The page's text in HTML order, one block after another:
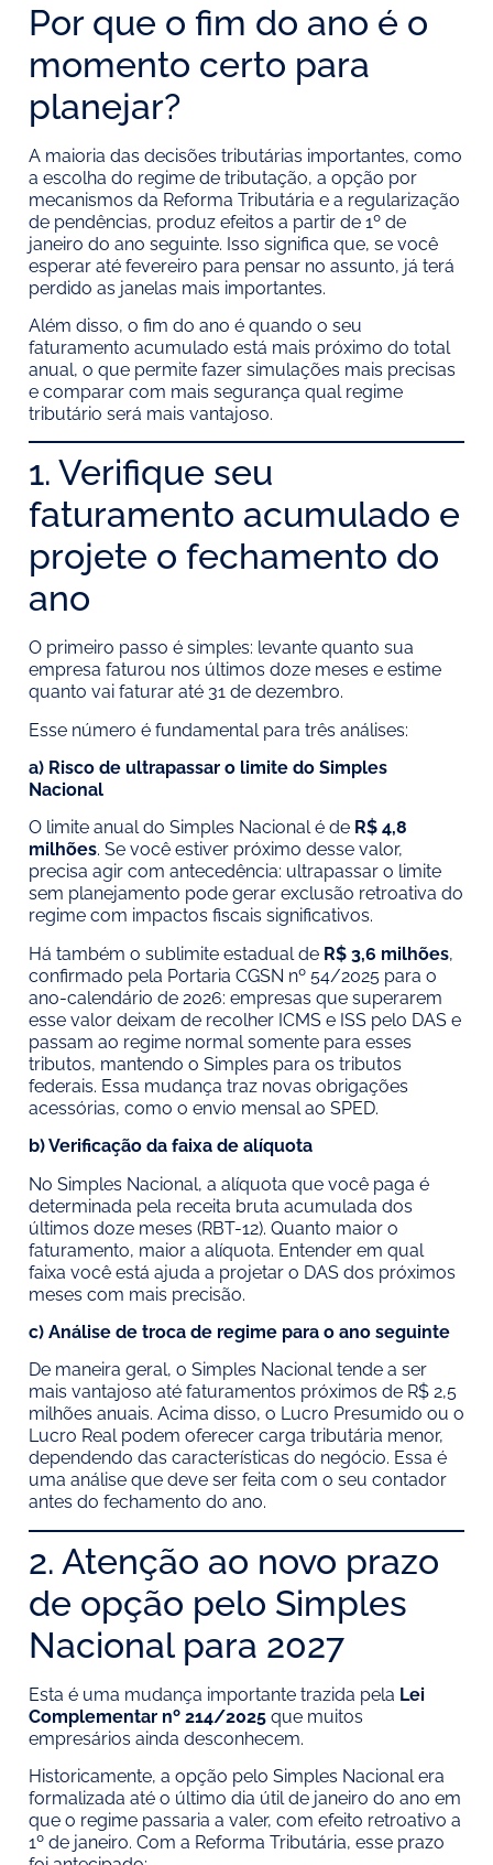
Por que o fim do ano é o
momento certo para
planejar?
A maioria das decisões tributárias importantes, como
a escolha do regime de tributação, a opção por
mecanismos da Reforma Tributária e a regularização
de pendências, produz efeitos a partir de 1º de
janeiro do ano seguinte. Isso significa que, se você
esperar até fevereiro para pensar no assunto, já terá
perdido as janelas mais importantes.
Além disso, o fim do ano é quando o seu
faturamento acumulado está mais próximo do total
anual, o que permite fazer simulações mais precisas
e comparar com mais segurança qual regime
tributário será mais vantajoso.
1. Verifique seu
faturamento acumulado e
projete o fechamento do
ano
O primeiro passo é simples: levante quanto sua
empresa faturou nos últimos doze meses e estime
quanto vai faturar até 31 de dezembro.
Esse número é fundamental para três análises:
a) Risco de ultrapassar o limite do Simples
Nacional
O limite anual do Simples Nacional é de R$ 4,8
milhões. Se você estiver próximo desse valor,
precisa agir com antecedência: ultrapassar o limite
sem planejamento pode gerar exclusão retroativa do
regime com impactos fiscais significativos.
Há também o sublimite estadual de R$ 3,6 milhões,
confirmado pela Portaria CGSN nº 54/2025 para o
ano-calendário de 2026: empresas que superarem
esse valor deixam de recolher ICMS e ISS pelo DAS e
passam ao regime normal somente para esses
tributos, mantendo o Simples para os tributos
federais. Essa mudança traz novas obrigações
acessórias, como o envio mensal ao SPED.
b) Verificação da faixa de alíquota
No Simples Nacional, a alíquota que você paga é
determinada pela receita bruta acumulada dos
últimos doze meses (RBT-12). Quanto maior o
faturamento, maior a alíquota. Entender em qual
faixa você está ajuda a projetar o DAS dos próximos
meses com mais precisão.
c) Análise de troca de regime para o ano seguinte
De maneira geral, o Simples Nacional tende a ser
mais vantajoso até faturamentos próximos de R$ 2,5
milhões anuais. Acima disso, o Lucro Presumido ou o
Lucro Real podem oferecer carga tributária menor,
dependendo das características do negócio. Essa é
uma análise que deve ser feita com o seu contador
antes do fechamento do ano.
2. Atenção ao novo prazo
de opção pelo Simples
Nacional para 2027
Esta é uma mudança importante trazida pela Lei
Complementar nº 214/2025 que muitos
empresários ainda desconhecem.
Historicamente, a opção pelo Simples Nacional era
formalizada até o último dia útil de janeiro do ano em
que o regime passaria a valer, com efeito retroativo a
1º de janeiro. Com a Reforma Tributária, esse prazo